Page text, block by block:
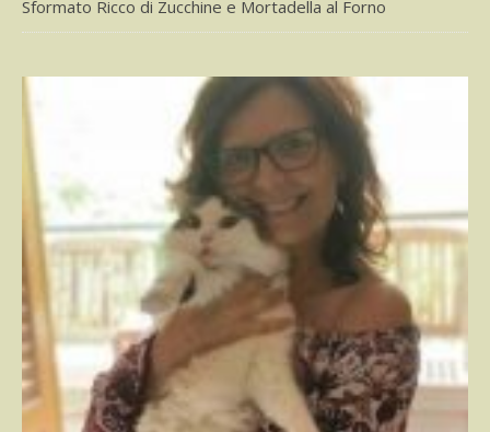
Sformato Ricco di Zucchine e Mortadella al Forno